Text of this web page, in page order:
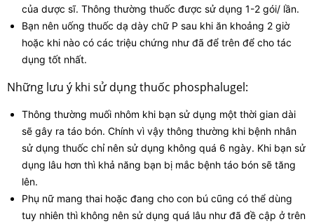
của dược sĩ. Thông thường thuốc được sử dụng 1-2 gói/ lần.
Bạn nên uống thuốc dạ dày chữ P sau khi ăn khoảng 2 giờ
hoặc khi nào có các triệu chứng như đã để trên để cho tác
dụng tốt nhất.
Những lưu ý khi sử dụng thuốc phosphalugel:
Thông thường muối nhôm khi bạn sử dụng một thời gian dài
sẽ gây ra táo bón. Chính vì vậy thông thường khi bệnh nhân
sử dụng thuốc chỉ nên sử dụng không quá 6 ngày. Khi bạn sử
dụng lâu hơn thì khả năng bạn bị mắc bệnh táo bón sẽ tăng
lên.
Phụ nữ mang thai hoặc đang cho con bú cũng có thể dùng
tuy nhiên thì không nên sử dụng quá lâu như đã đề cập ở trên